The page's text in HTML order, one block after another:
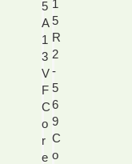
5
A
1
3
V
F
C
o
r
e
1
5
R
2
-
5
6
9
C
o